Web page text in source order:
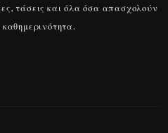
τάσεις και όλα όσα απασχολούν